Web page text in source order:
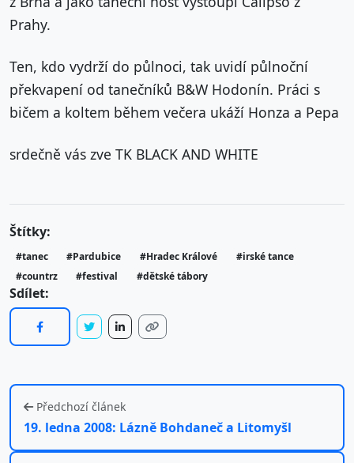
Prahy.
Ten, kdo vydrží do půlnoci, tak uvidí půlnoční
překvapení od tanečníků B&W Hodonín. Práci s
bičem a koltem během večera ukáží Honza a Pepa
srdečně vás zve TK BLACK AND WHITE
Štítky:
#tanec #Pardubice #Hradec Králové
#irské tance
#countrz
#festival #dětské tábory
Sdílet:
Předchozí článek
19. ledna 2008: Lázně Bohdaneč a Litomyšl